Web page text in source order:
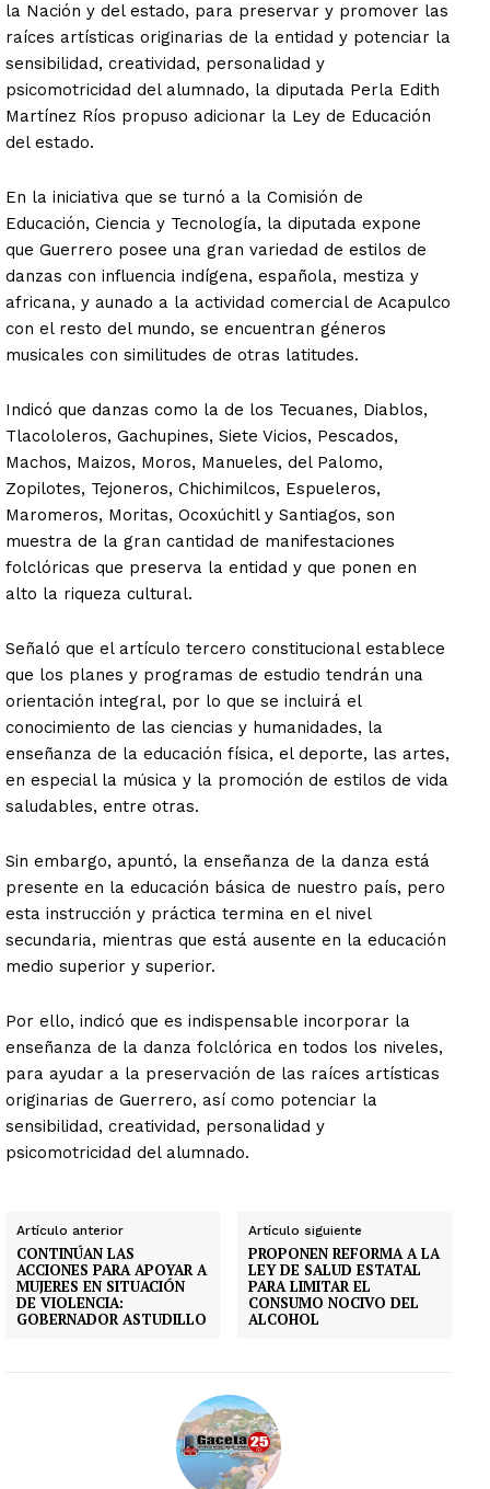
la Nación y del estado, para preservar y promover las
raíces artísticas originarias de la entidad y potenciar la
sensibilidad, creatividad, personalidad y
psicomotricidad del alumnado, la diputada Perla Edith
Martínez Ríos propuso adicionar la Ley de Educación
del estado.
En la iniciativa que se turnó a la Comisión de
Educación, Ciencia y Tecnología, la diputada expone
que Guerrero posee una gran variedad de estilos de
danzas con influencia indígena, española, mestiza y
africana, y aunado a la actividad comercial de Acapulco
con el resto del mundo, se encuentran géneros
musicales con similitudes de otras latitudes.
Indicó que danzas como la de los Tecuanes, Diablos,
Tlacololeros, Gachupines, Siete Vicios, Pescados,
Machos, Maizos, Moros, Manueles, del Palomo,
Zopilotes, Tejoneros, Chichimilcos, Espueleros,
Maromeros, Moritas, Ocoxúchitl y Santiagos, son
muestra de la gran cantidad de manifestaciones
folclóricas que preserva la entidad y que ponen en
alto la riqueza cultural.
Señaló que el artículo tercero constitucional establece
que los planes y programas de estudio tendrán una
orientación integral, por lo que se incluirá el
conocimiento de las ciencias y humanidades, la
enseñanza de la educación física, el deporte, las artes,
en especial la música y la promoción de estilos de vida
saludables, entre otras.
Sin embargo, apuntó, la enseñanza de la danza está
presente en la educación básica de nuestro país, pero
esta instrucción y práctica termina en el nivel
secundaria, mientras que está ausente en la educación
medio superior y superior.
Por ello, indicó que es indispensable incorporar la
enseñanza de la danza folclórica en todos los niveles,
para ayudar a la preservación de las raíces artísticas
originarias de Guerrero, así como potenciar la
sensibilidad, creatividad, personalidad y
psicomotricidad del alumnado.
Artículo anterior
CONTINÚAN LAS
ACCIONES PARA APOYAR A
MUJERES EN SITUACIÓN
DE VIOLENCIA:
GOBERNADOR ASTUDILLO
Artículo siguiente
PROPONEN REFORMA A LA
LEY DE SALUD ESTATAL
PARA LIMITAR EL
CONSUMO NOCIVO DEL
ALCOHOL